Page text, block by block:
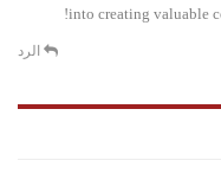
into creating valuable
الرد